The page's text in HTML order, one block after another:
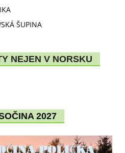
ŠUPINA
NEJEN V NORSKU
2027